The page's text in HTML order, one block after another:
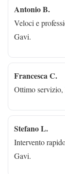
Antonio B.
Veloci e
Gavi.
Francesca C.
Ottimo servizio,
Stefano L.
Intervento
Gavi.